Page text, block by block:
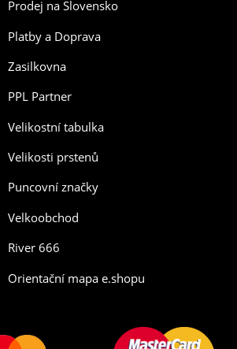
Prodej na Slovensko
Platby a Doprava
Zasilkovna
PPL Partner
Velikostní tabulka
Velikosti prstenů
Puncovní značky
Velkoobchod
River 666
Orientační mapa e.shopu